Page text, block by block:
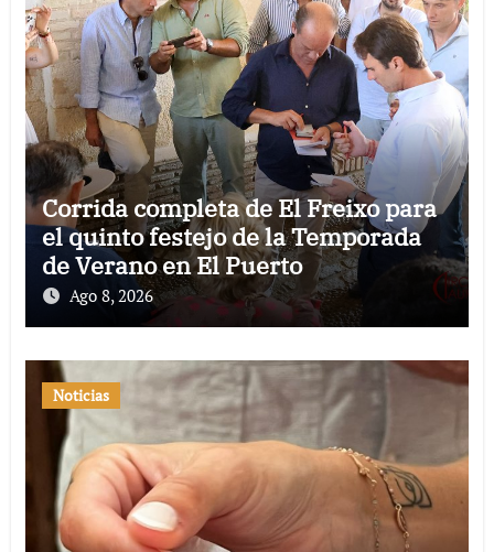
Corrida completa de El Freixo para
el quinto festejo de la Temporada
de Verano en El Puerto
Ago 8, 2026
Noticias